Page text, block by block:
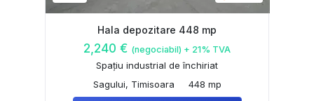
Hala depozitare 448 mp
2,240 € (negociabil) + 21% TVA
Spațiu industrial de închiriat
Sagului, Timisoara
448 mp